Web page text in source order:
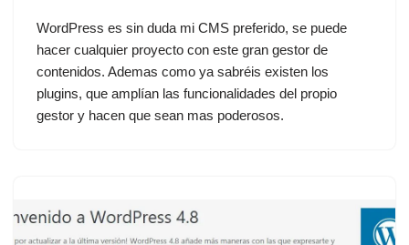
WordPress es sin duda mi CMS preferido, se puede
hacer cualquier proyecto con este gran gestor de
contenidos. Ademas como ya sabréis existen los
plugins, que amplían las funcionalidades del propio
gestor y hacen que sean mas poderosos.